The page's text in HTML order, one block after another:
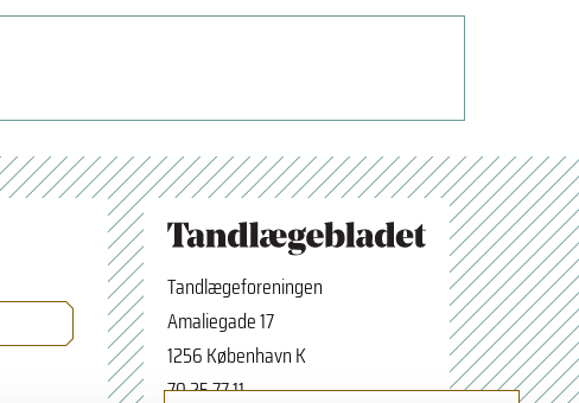
Tandlægeforeningen
Amaliegade 17
1256 København K
70 25 77 11